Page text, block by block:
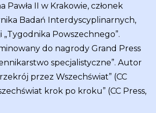
Pawła II w Krakowie, członek
Badań Interdyscyplinarnych,
„Tygodnika Powszechnego”.
do nagrody Grand Press
specjalistyczne”. Autor
przez Wszechświat” (CC
krok po kroku” (CC Press,